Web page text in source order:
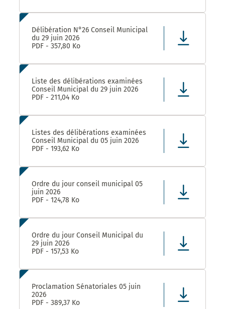
Délibération N°26 Conseil Municipal
du 29 juin 2026
PDF - 357,80 Ko
Liste des délibérations examinées
Conseil Municipal du 29 juin 2026
PDF - 211,04 Ko
Listes des délibérations examinées
Conseil Municipal du 05 juin 2026
PDF - 193,62 Ko
Ordre du jour conseil municipal 05
juin 2026
PDF - 124,78 Ko
Ordre du jour Conseil Municipal du
29 juin 2026
PDF - 157,53 Ko
Proclamation Sénatoriales 05 juin
2026
PDF - 389,37 Ko